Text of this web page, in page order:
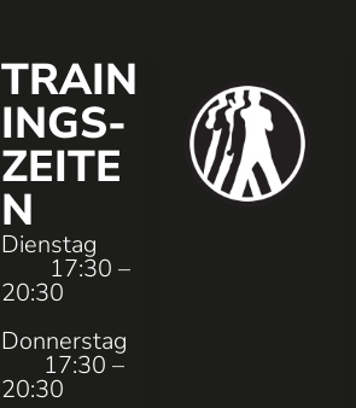
TRAIN
INGS­
ZEITE
N
Dienstag
17:30 –
20:30
Donnerstag
17:30 –
20:30